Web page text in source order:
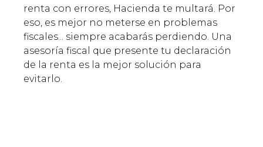
renta con errores, Hacienda te multará. Por
eso, es mejor no meterse en problemas
fiscales... siempre acabarás perdiendo. Una
asesoría fiscal que presente tu declaración
de la renta es la mejor solución para
evitarlo.